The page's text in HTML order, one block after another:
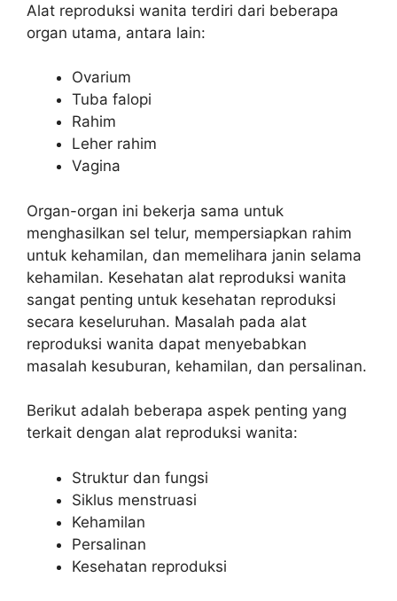
Alat reproduksi wanita terdiri dari beberapa
organ utama, antara lain:
Ovarium
Tuba falopi
Rahim
Leher rahim
Vagina
Organ-organ ini bekerja sama untuk
menghasilkan sel telur, mempersiapkan rahim
untuk kehamilan, dan memelihara janin selama
kehamilan. Kesehatan alat reproduksi wanita
sangat penting untuk kesehatan reproduksi
secara keseluruhan. Masalah pada alat
reproduksi wanita dapat menyebabkan
masalah kesuburan, kehamilan, dan persalinan.
Berikut adalah beberapa aspek penting yang
terkait dengan alat reproduksi wanita:
Struktur dan fungsi
Siklus menstruasi
Kehamilan
Persalinan
Kesehatan reproduksi